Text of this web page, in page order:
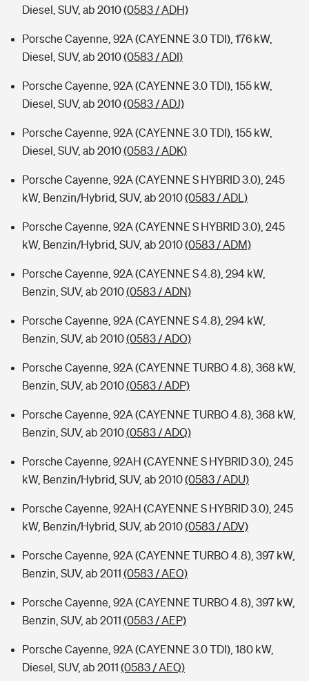
Diesel, SUV, ab 2010(0583 / ADH)
Porsche Cayenne, 92A (CAYENNE 3.0 TDI), 176 kW,
Diesel, SUV, ab 2010(0583 / ADI)
Porsche Cayenne, 92A (CAYENNE 3.0 TDI), 155 kW,
Diesel, SUV, ab 2010(0583 / ADJ)
Porsche Cayenne, 92A (CAYENNE 3.0 TDI), 155 kW,
Diesel, SUV, ab 2010(0583 / ADK)
Porsche Cayenne, 92A (CAYENNE S HYBRID 3.0), 245
kW, Benzin/Hybrid, SUV, ab 2010(0583 / ADL)
Porsche Cayenne, 92A (CAYENNE S HYBRID 3.0), 245
kW, Benzin/Hybrid, SUV, ab 2010(0583 / ADM)
Porsche Cayenne, 92A (CAYENNE S 4.8), 294 kW,
Benzin, SUV, ab 2010(0583 / ADN)
Porsche Cayenne, 92A (CAYENNE S 4.8), 294 kW,
Benzin, SUV, ab 2010(0583 / ADO)
Porsche Cayenne, 92A (CAYENNE TURBO 4.8), 368 kW,
Benzin, SUV, ab 2010(0583 / ADP)
Porsche Cayenne, 92A (CAYENNE TURBO 4.8), 368 kW,
Benzin, SUV, ab 2010(0583 / ADQ)
Porsche Cayenne, 92AH (CAYENNE S HYBRID 3.0), 245
kW, Benzin/Hybrid, SUV, ab 2010(0583 / ADU)
Porsche Cayenne, 92AH (CAYENNE S HYBRID 3.0), 245
kW, Benzin/Hybrid, SUV, ab 2010(0583 / ADV)
Porsche Cayenne, 92A (CAYENNE TURBO 4.8), 397 kW,
Benzin, SUV, ab 2011 (0583 / AEO)
Porsche Cayenne, 92A (CAYENNE TURBO 4.8), 397 kW,
Benzin, SUV, ab 2011 (0583 / AEP)
Porsche Cayenne, 92A (CAYENNE 3.0 TDI), 180 kW,
Diesel, SUV, ab 2011 (0583 / AEQ)